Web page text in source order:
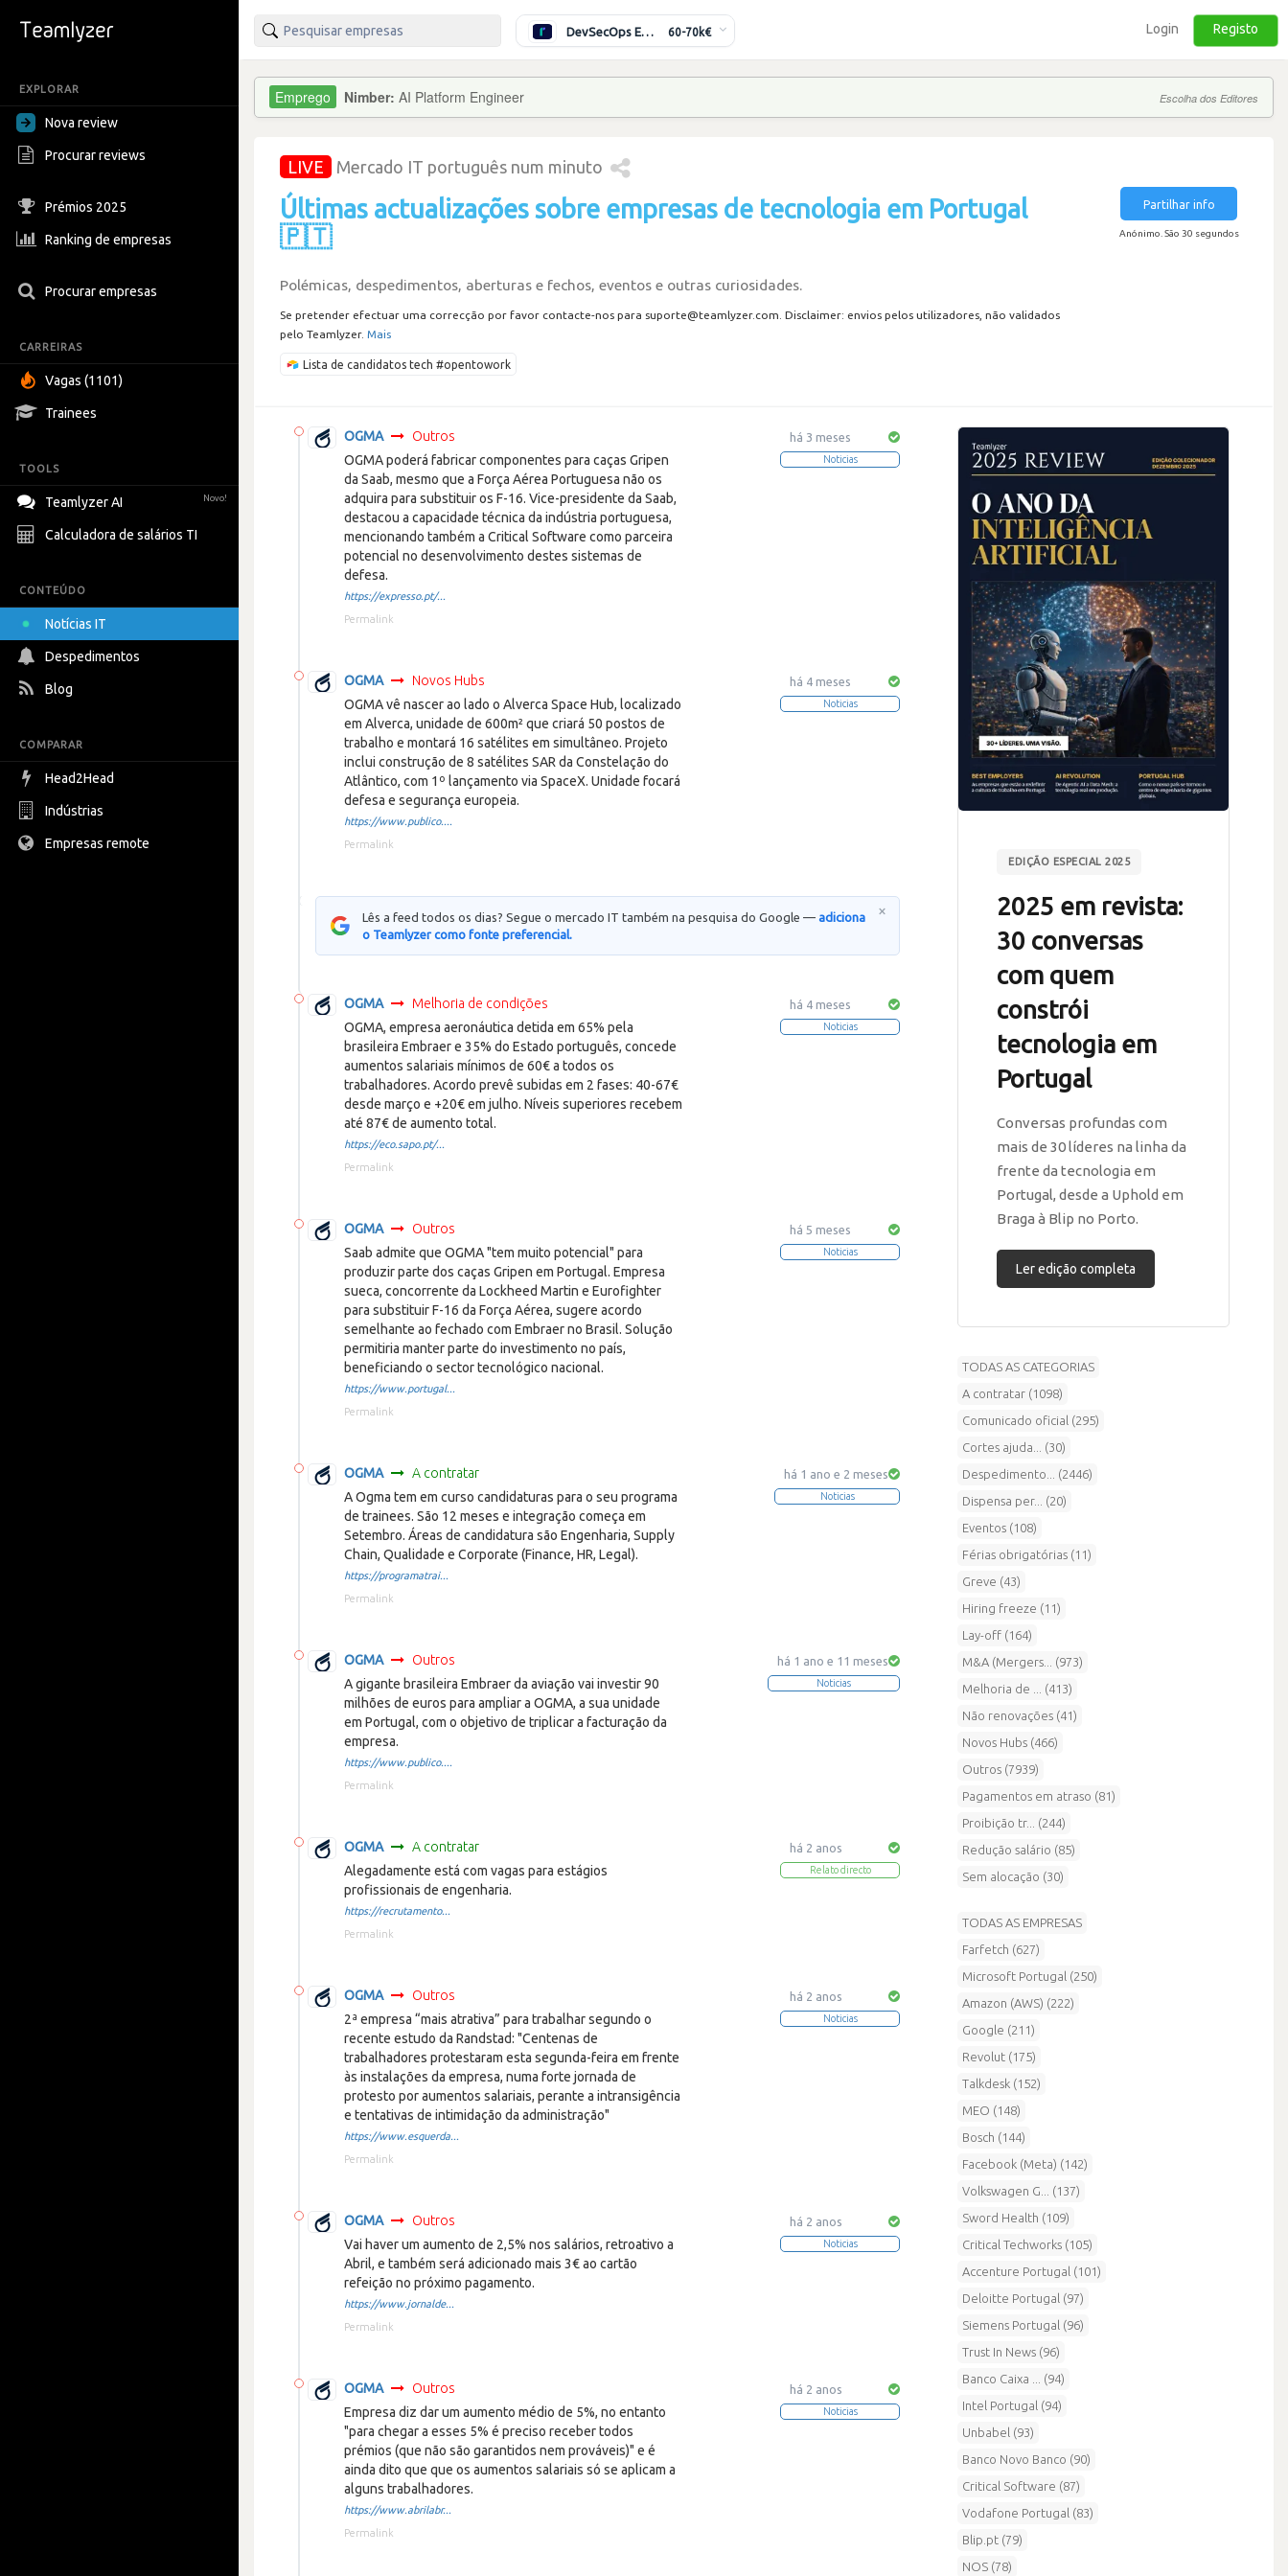
EXPLORAR
Nova review
Procurar reviews
Prémios 2025
Ranking de empresas
Procurar empresas
CARREIRAS
Vagas (1101)
Trainees
TOOLS
Teamlyzer AI Novo!
Calculadora de salários TI
CONTEÚDO
Notícias IT
Despedimentos
Blog
COMPARAR
Head2Head
Indústrias
Empresas remote
DevSecOps Engineer 60-70k€ Login Registo
Nimber: AI Platform Engineer Escolha dos Editores
LIVE Mercado IT português num minuto
Últimas actualizações sobre empresas de tecnologia em Portugal
🇵🇹
Polémicas, despedimentos, aberturas e fechos, eventos e outras curiosidades.
Se pretender efectuar uma correcção por favor contacte-nos para suporte@teamlyzer.com. Disclaimer: envios pelos utilizadores, não validados
pelo Teamlyzer. Mais
Lista de candidatos tech #opentowork
Partilhar info
Anónimo. São 30 segundos
há 3 meses
Noticias
OGMA
Outros
OGMA poderá fabricar componentes para caças Gripen
da Saab, mesmo que a Força Aérea Portuguesa não os
adquira para substituir os F-16. Vice-presidente da Saab,
destacou a capacidade técnica da indústria portuguesa,
mencionando também a Critical Software como parceira
potencial no desenvolvimento destes sistemas de
defesa.
https://expresso.pt/...
Permalink
há 4 meses
Noticias
OGMA
Novos Hubs
OGMA vê nascer ao lado o Alverca Space Hub, localizado
em Alverca, unidade de 600m² que criará 50 postos de
trabalho e montará 16 satélites em simultâneo. Projeto
inclui construção de 8 satélites SAR da Constelação do
Atlântico, com 1º lançamento via SpaceX. Unidade focará
defesa e segurança europeia.
https://www.publico....
Permalink
Lês a feed todos os dias? Segue o mercado IT também na pesquisa do Google — adiciona
o Teamlyzer como fonte preferencial.
×
há 4 meses
Noticias
OGMA
Melhoria de condições
OGMA, empresa aeronáutica detida em 65% pela
brasileira Embraer e 35% do Estado português, concede
aumentos salariais mínimos de 60€ a todos os
trabalhadores. Acordo prevê subidas em 2 fases: 40-67€
desde março e +20€ em julho. Níveis superiores recebem
até 87€ de aumento total.
https://eco.sapo.pt/...
Permalink
há 5 meses
Noticias
OGMA
Outros
Saab admite que OGMA "tem muito potencial" para
produzir parte dos caças Gripen em Portugal. Empresa
sueca, concorrente da Lockheed Martin e Eurofighter
para substituir F-16 da Força Aérea, sugere acordo
semelhante ao fechado com Embraer no Brasil. Solução
permitiria manter parte do investimento no país,
beneficiando o sector tecnológico nacional.
https://www.portugal...
Permalink
há 1 ano e 2 meses
Noticias
OGMA
A contratar
A Ogma tem em curso candidaturas para o seu programa
de trainees. São 12 meses e integração começa em
Setembro. Áreas de candidatura são Engenharia, Supply
Chain, Qualidade e Corporate (Finance, HR, Legal).
https://programatrai...
Permalink
há 1 ano e 11 meses
Noticias
OGMA
Outros
A gigante brasileira Embraer da aviação vai investir 90
milhões de euros para ampliar a OGMA, a sua unidade
em Portugal, com o objetivo de triplicar a facturação da
empresa.
https://www.publico....
Permalink
há 2 anos
Relato directo
OGMA
A contratar
Alegadamente está com vagas para estágios
profissionais de engenharia.
https://recrutamento...
Permalink
há 2 anos
Noticias
OGMA
Outros
2ª empresa “mais atrativa” para trabalhar segundo o
recente estudo da Randstad: "Centenas de
trabalhadores protestaram esta segunda-feira em frente
às instalações da empresa, numa forte jornada de
protesto por aumentos salariais, perante a intransigência
e tentativas de intimidação da administração"
https://www.esquerda...
Permalink
há 2 anos
Noticias
OGMA
Outros
Vai haver um aumento de 2,5% nos salários, retroativo a
Abril, e também será adicionado mais 3€ ao cartão
refeição no próximo pagamento.
https://www.jornalde...
Permalink
há 2 anos
Noticias
OGMA
Outros
Empresa diz dar um aumento médio de 5%, no entanto
"para chegar a esses 5% é preciso receber todos
prémios (que não são garantidos nem prováveis)" e é
ainda dito que que os aumentos salariais só se aplicam a
alguns trabalhadores.
https://www.abrilabr...
Permalink
EDIÇÃO ESPECIAL 2025
2025 em revista:
30 conversas
com quem
constrói
tecnologia em
Portugal
Conversas profundas com
mais de 30 líderes na linha da
frente da tecnologia em
Portugal, desde a Uphold em
Braga à Blip no Porto.
Ler edição completa
TODAS AS CATEGORIAS
A contratar (1098)
Comunicado oficial (295)
Cortes ajuda... (30)
Despedimento... (2446)
Dispensa per... (20)
Eventos (108)
Férias obrigatórias (11)
Greve (43)
Hiring freeze (11)
Lay-off (164)
M&A (Mergers... (973)
Melhoria de ... (413)
Não renovações (41)
Novos Hubs (466)
Outros (7939)
Pagamentos em atraso (81)
Proibição tr... (244)
Redução salário (85)
Sem alocação (30)
TODAS AS EMPRESAS
Farfetch (627)
Microsoft Portugal (250)
Amazon (AWS) (222)
Google (211)
Revolut (175)
Talkdesk (152)
MEO (148)
Bosch (144)
Facebook (Meta) (142)
Volkswagen G... (137)
Sword Health (109)
Critical Techworks (105)
Accenture Portugal (101)
Deloitte Portugal (97)
Siemens Portugal (96)
Trust In News (96)
Banco Caixa ... (94)
Intel Portugal (94)
Unbabel (93)
Banco Novo Banco (90)
Critical Software (87)
Vodafone Portugal (83)
Blip.pt (79)
NOS (78)